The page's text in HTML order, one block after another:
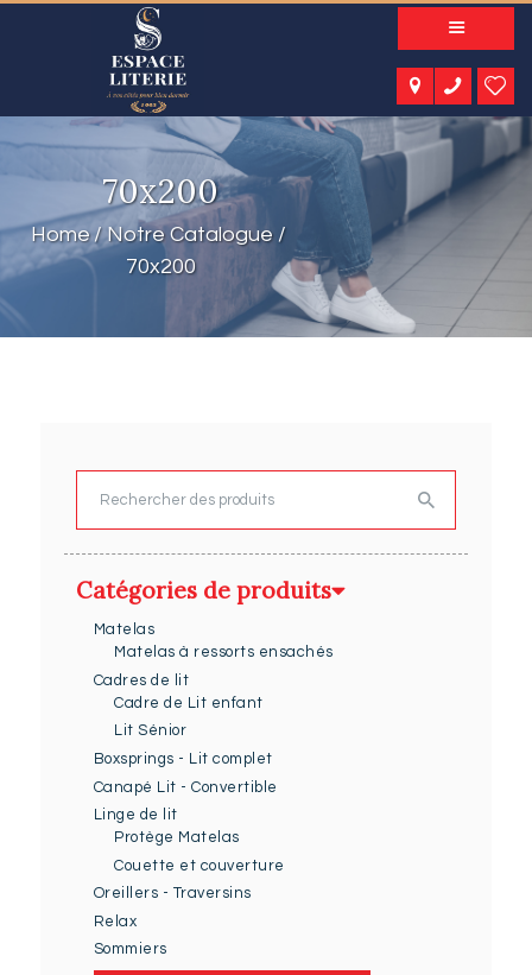
70x200
Home
Notre Catalogue
70x200
A PROPOS
NOS PRODUITS
NOTRE CATALOGUE
ESPACE KIDS
ESPACE SENIORS
ESPACE NATURE
ACTUALITÉS
CONTACT
Rechercher
Catégories de produits
Matelas
Matelas à ressorts ensachés
Cadres de lit
Cadre de Lit enfant
Lit Sénior
Boxsprings - Lit complet
Canapé Lit - Convertible
Linge de lit
Protège Matelas
Couette et couverture
Oreillers - Traversins
Relax
Sommiers